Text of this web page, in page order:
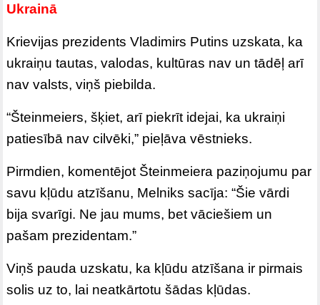
Ukrainā
Krievijas prezidents Vladimirs Putins uzskata, ka
ukraiņu tautas, valodas, kultūras nav un tādēļ arī
nav valsts, viņš piebilda.
“Šteinmeiers, šķiet, arī piekrīt idejai, ka ukraiņi
patiesībā nav cilvēki,” pieļāva vēstnieks.
Pirmdien, komentējot Šteinmeiera paziņojumu par
savu kļūdu atzīšanu, Melniks sacīja: “Šie vārdi
bija svarīgi. Ne jau mums, bet vāciešiem un
pašam prezidentam.”
Viņš pauda uzskatu, ka kļūdu atzīšana ir pirmais
solis uz to, lai neatkārtotu šādas kļūdas.